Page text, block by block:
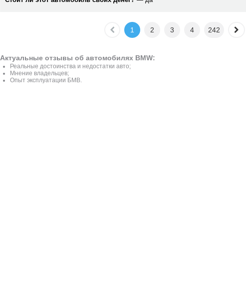
1 2 3 4 242
Актуальные отзывы об автомобилях BMW:
Реальные достоинства и недостатки авто;
Мнение владельцев;
Опыт эксплуатации БМВ.